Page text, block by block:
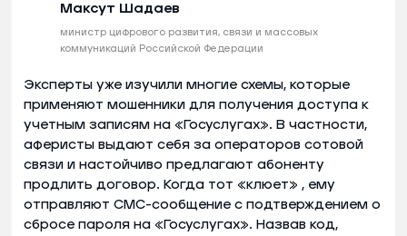
Максут Шадаев
министр цифрового развития, связи и массовых
коммуникаций Российской Федерации
Эксперты уже изучили многие схемы, которые
применяют мошенники для получения доступа к
учетным записям на «Госуслугах». В частности,
аферисты выдают себя за операторов сотовой
связи и настойчиво предлагают абоненту
продлить договор. Когда тот «клюет» , ему
отправляют CМС-сообщение с подтверждением о
сбросе пароля на «Госуслугах». Назвав код,